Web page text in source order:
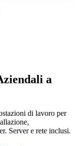
a
di lavoro per
Server e rete inclusi.